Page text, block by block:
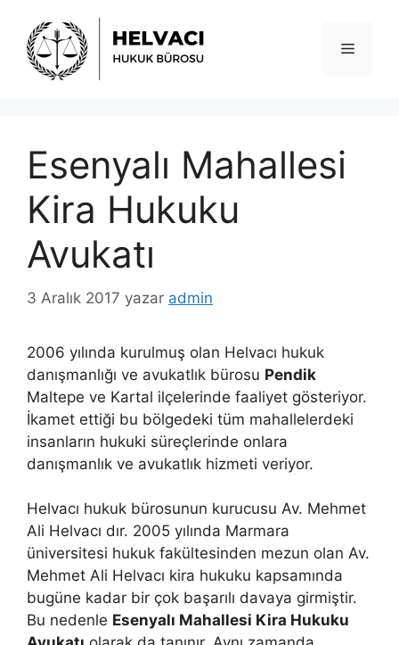
Menü
Esenyalı Mahallesi
Kira Hukuku
Avukatı
3 Aralık 2017 yazar admin
2006 yılında kurulmuş olan Helvacı hukuk
danışmanlığı ve avukatlık bürosu Pendik
Maltepe ve Kartal ilçelerinde faaliyet gösteriyor.
İkamet ettiği bu bölgedeki tüm mahallelerdeki
insanların hukuki süreçlerinde onlara
danışmanlık ve avukatlık hizmeti veriyor.
Helvacı hukuk bürosunun kurucusu Av. Mehmet
Ali Helvacı dır. 2005 yılında Marmara
üniversitesi hukuk fakültesinden mezun olan Av.
Mehmet Ali Helvacı kira hukuku kapsamında
bugüne kadar bir çok başarılı davaya girmiştir.
Bu nedenle Esenyalı Mahallesi Kira Hukuku